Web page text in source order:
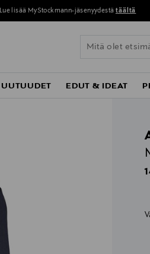
Lue lisää MyStockmann-jäsenyydestä täältä
UUTUUDET EDUT & IDEAT